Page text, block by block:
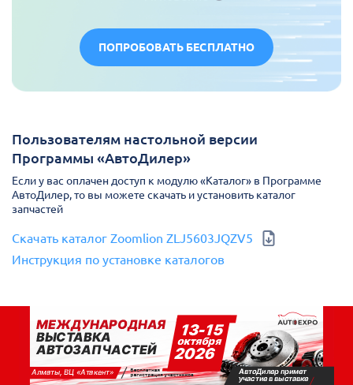
ПОПРОБОВАТЬ БЕСПЛАТНО
Пользователям настольной версии
Программы «АвтоДилер»
Если у вас оплачен доступ к модулю «Каталог» в Программе
АвтоДилер, то вы можете скачать и установить каталог
запчастей
Скачать каталог Zoomlion ZLJ5603JQZV5
Инструкция по установке каталогов